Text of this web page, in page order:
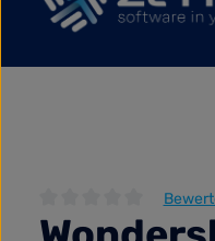
Durchschnittliche